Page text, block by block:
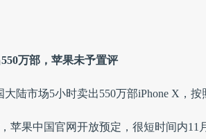
万部，苹果未予置评
陆市场5小时卖出550万部iPhone X，按
苹果中国官网开放预定，很短时间内11